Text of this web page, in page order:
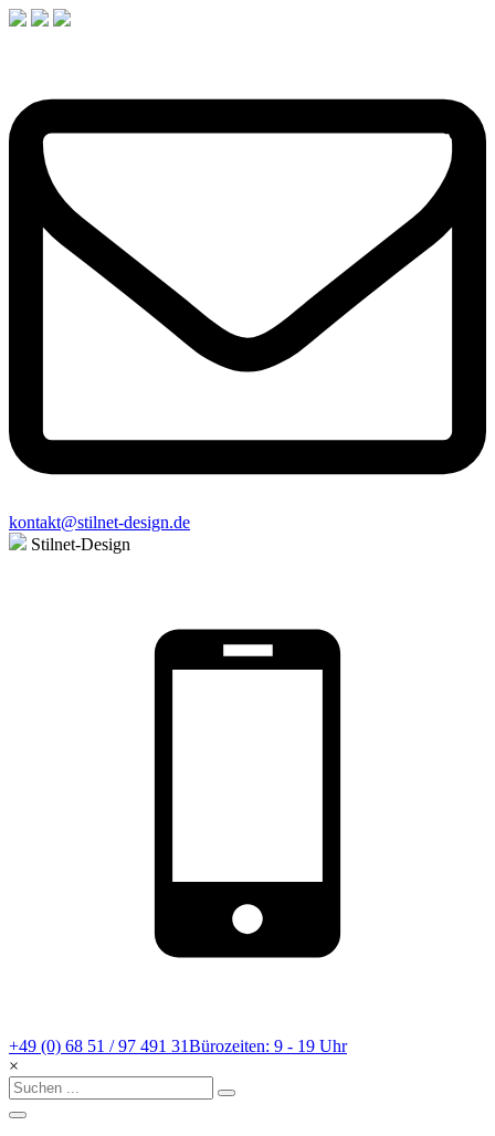
kontakt@stilnet-design.de
Stilnet-Design
+49 (0) 68 51 / 97 491 31Bürozeiten: 9 - 19 Uhr
×